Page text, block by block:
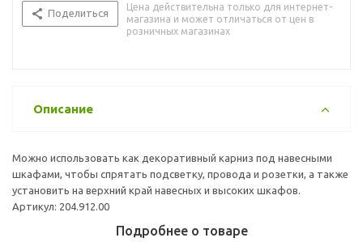
Поделиться
Цена действительна только для интернет-
магазина и может отличаться от цен в
розничных магазинах
Описание
Можно использовать как декоративный карниз под навесными
шкафами, чтобы спрятать подсветку, провода и розетки, а также
установить на верхний край навесных и высоких шкафов.
Артикул: 204.912.00
Подробнее о товаре